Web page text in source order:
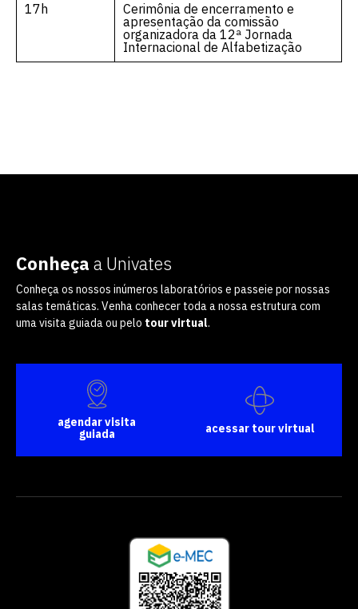
17h
Cerimônia de encerramento e
apresentação da comissão
organizadora da 12ª Jornada
Internacional de Alfabetização
Conheça a Univates
Conheça os nossos inúmeros laboratórios e passeie por nossas
salas temáticas. Venha conhecer toda a nossa estrutura com
uma visita guiada ou pelo tour virtual.
agendar visita
guiada
acessar tour virtual